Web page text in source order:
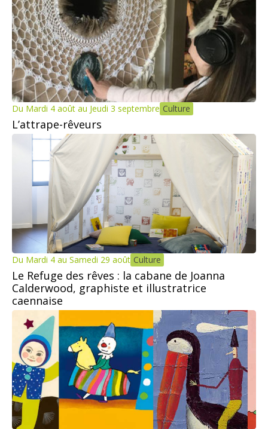
Du Mardi 4 août au Jeudi 3 septembre Culture
L’attrape-rêveurs
Du Mardi 4 au Samedi 29 août Culture
Le Refuge des rêves : la cabane de Joanna
Calderwood, graphiste et illustratrice
caennaise